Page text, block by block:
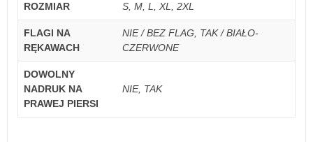
ROZMIAR S, M, L, XL, 2XL
FLAGI NA
RĘKAWACH
NIE / BEZ FLAG, TAK / BIAŁO-
CZERWONE
DOWOLNY
NADRUK NA
PRAWEJ PIERSI
NIE, TAK